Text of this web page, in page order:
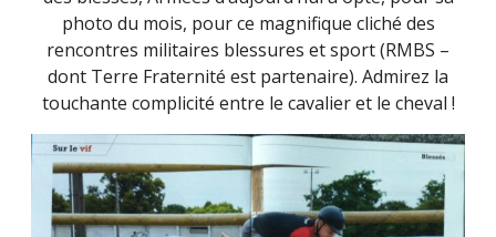
photo du mois, pour ce magnifique cliché des
rencontres militaires blessures et sport (RMBS –
dont Terre Fraternité est partenaire). Admirez la
touchante complicité entre le cavalier et le cheval !